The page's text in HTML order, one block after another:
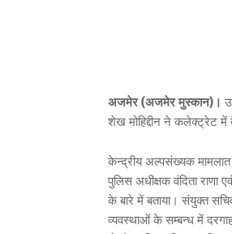
अजमेर (अजमेर मुस्कान)।
शेख मोहिद्दीन ने कलेक्ट्रेट में
केन्द्रीय अल्पसंख्यक
पुलिस अधीक्षक वंदिता राणा
के बारे में बताया। संयुक्त
व्यवस्थाओं के सम्बन्ध में